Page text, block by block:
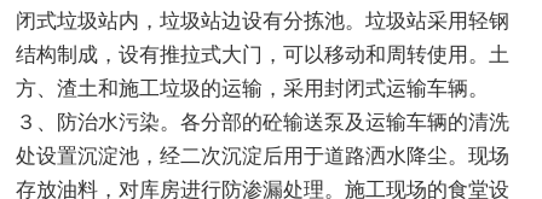
闭式垃圾站内，垃圾站边设有分拣池。垃圾站采用轻钢
结构制成，设有推拉式大门，可以移动和周转使用。土
方、渣土和施工垃圾的运输，采用封闭式运输车辆。
３、防治水污染。各分部的砼输送泵及运输车辆的清洗
处设置沉淀池，经二次沉淀后用于道路洒水降尘。现场
存放油料，对库房进行防渗漏处理。施工现场的食堂设